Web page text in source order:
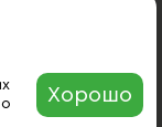
Хорошо